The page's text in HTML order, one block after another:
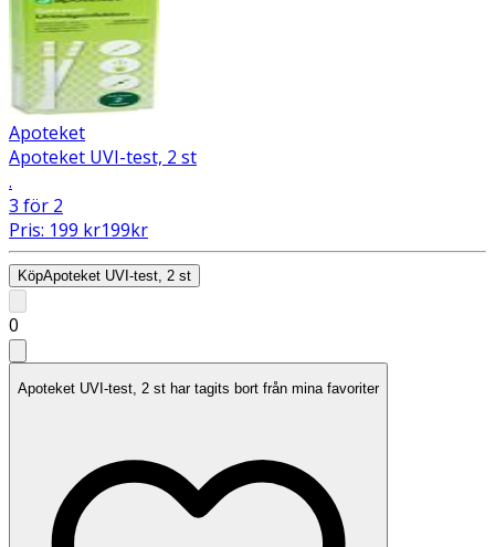
Apoteket
Apoteket UVI-test, 2 st
.
3 för 2
Pris: 199 kr199kr
KöpApoteket UVI-test, 2 st
0
Apoteket UVI-test, 2 st har tagits bort från mina favoriter